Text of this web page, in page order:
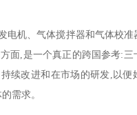
电机、气体搅拌器和气体校准
面,是一个真正的跨国参考:三
续改进和在市场的研发,以便
需求。